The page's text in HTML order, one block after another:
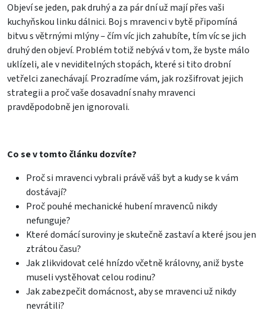
Objeví se jeden, pak druhý a za pár dní už mají přes vaši
kuchyňskou linku dálnici. Boj s mravenci v bytě připomíná
bitvu s větrnými mlýny – čím víc jich zahubíte, tím víc se jich
druhý den objeví. Problém totiž nebývá v tom, že byste málo
uklízeli, ale v neviditelných stopách, které si tito drobní
vetřelci zanechávají. Prozradíme vám, jak rozšifrovat jejich
strategii a proč vaše dosavadní snahy mravenci
pravděpodobně jen ignorovali.
Co se v tomto článku dozvíte?
Proč si mravenci vybrali právě váš byt a kudy se k vám
dostávají?
Proč pouhé mechanické hubení mravenců nikdy
nefunguje?
Které domácí suroviny je skutečně zastaví a které jsou jen
ztrátou času?
Jak zlikvidovat celé hnízdo včetně královny, aniž byste
museli vystěhovat celou rodinu?
Jak zabezpečit domácnost, aby se mravenci už nikdy
nevrátili?